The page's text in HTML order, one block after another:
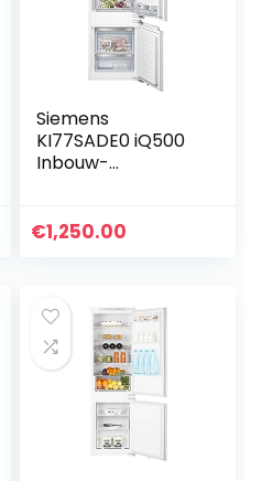
Siemens
KI77SADE0 iQ500
Inbouw-
/ 231
verlichting/plat
scharnier
€1,250.00